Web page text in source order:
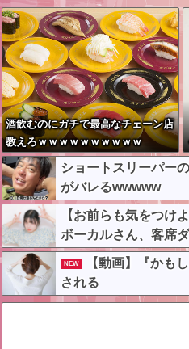
酒飲むのにガチで最高なチェーン店
教えろｗｗｗｗｗｗｗｗｗｗ
ショートスリーパー
がバレるwwwww
【お前らも気をつけ
ボーカルさん、客席
てしまいお気持ち表
NEW
【動画】『かも
される